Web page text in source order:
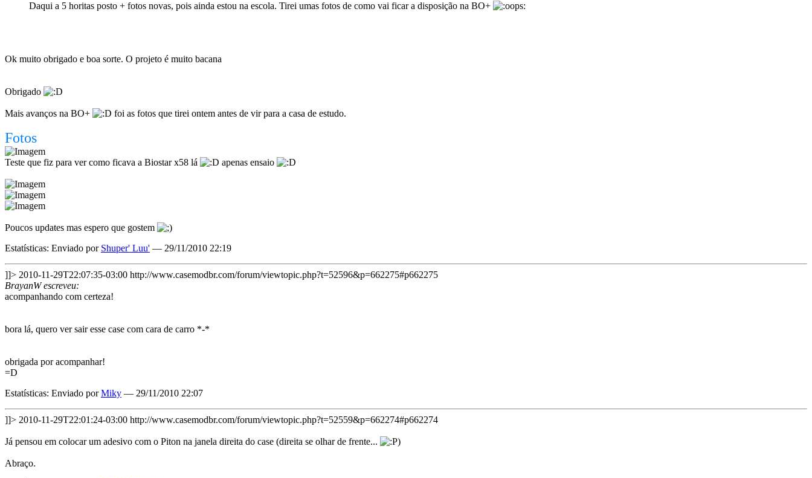
Daqui a 5 horitas posto + fotos novas, pois ainda estou na escola. Tirei umas fotos de como vai ficar a disposição na BO+
Ok muito obrigado e boa sorte. O projeto é muito bacana
Obrigado
Mais avanços na BO+ foi as fotos que tirei ontem antes de vir para a casa de estudo.
Fotos
Teste que fiz para ver como ficava a Biostar x58 lá apenas ensaio
Poucos updates mas espero que gostem
Estatísticas: Enviado por Shuper' Luu' — 29/11/2010 22:19
]]> 2010-11-29T22:07:35-03:00 http://www.casemodbr.com/forum/viewtopic.php?t=52596&p=662275#p662275
BrayanW escreveu:
acompanhando com certeza!
bora lá, quero ver sair esse case com cara de carro *-*
obrigada por acompanhar!
=D
Estatísticas: Enviado porMiky — 29/11/2010 22:07
]]> 2010-11-29T22:01:24-03:00 http://www.casemodbr.com/forum/viewtopic.php?t=52559&p=662274#p662274
Já pensou em colocar um adesivo com o Piton na janela direita do case (direita se olhar de frente... )
Abraço.